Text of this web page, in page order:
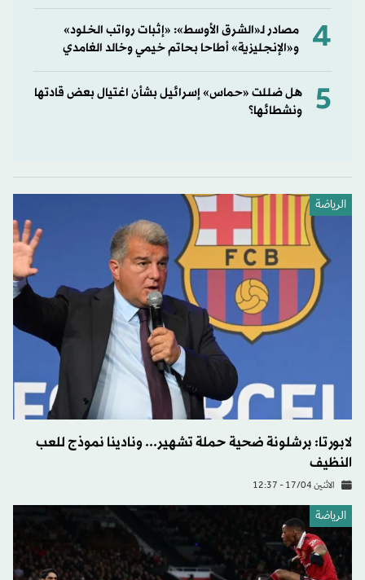
4
مصادر لـ«الشرق الأوسط»: «إثبات رواتب الخلود»
و«الإنجليزية» أطاحا بحاتم خيمي وخالد الغامدي
5
هل ضللت «حماس» إسرائيل بشأن اغتيال بعض قادتها
ونشطائها؟
الرياضة
لابورتا: برشلونة ضحية حملة تشهير... ونادينا نموذج للعب
النظيف
الاثنين 17/04 - 12:37
الرياضة